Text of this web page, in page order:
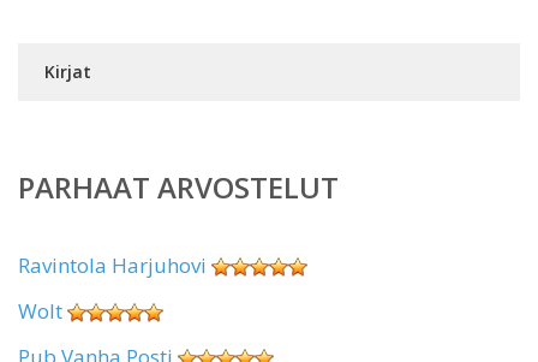
Kirjat
PARHAAT ARVOSTELUT
Ravintola Harjuhovi
Wolt